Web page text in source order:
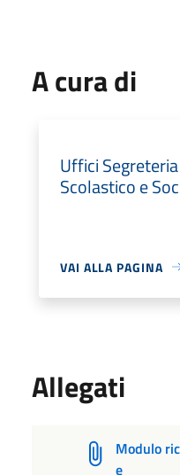
A cura di
Uffici
Scolastico e
VAI ALLA PAGINA
Allegati
Modulo
e